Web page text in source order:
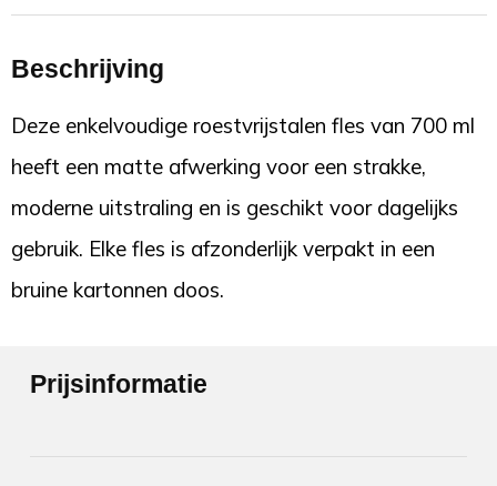
Beschrijving
Deze enkelvoudige roestvrijstalen fles van 700 ml
heeft een matte afwerking voor een strakke,
moderne uitstraling en is geschikt voor dagelijks
gebruik. Elke fles is afzonderlijk verpakt in een
bruine kartonnen doos.
Prijsinformatie